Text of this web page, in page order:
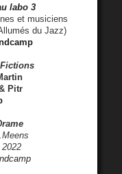
labo 3
et musiciens
du Jazz)
Fictions
Pitr
2022